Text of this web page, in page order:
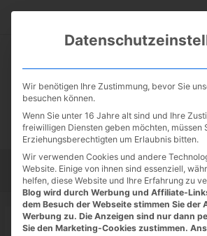
Startseite Tipps Tutorials
Startseite»schneller Tipp
Wir benötigen Ihre Zustimmung, bevor Sie
besuchen können.
Wenn Sie unter 16 Jahre alt sind und Ihre
freiwilligen Diensten geben möchten, müssen
Erziehungsberechtigten um Erlaubnis bitten.
Wir verwenden Cookies und andere
Website. Einige von ihnen sind essenziell,
helfen, diese Website und Ihre Erfahrung zu
Blog wird durch Werbung und Affiliate-
dem Besuch der Webseite stimmen Sie der
Werbung zu. Die Anzeigen sind nur dann
Sie den Marketing-Cookies zustimmen.